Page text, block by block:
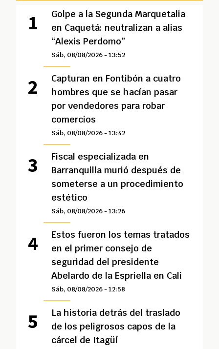
Golpe a la Segunda Marquetalia
en Caquetá: neutralizan a alias
“Alexis Perdomo”
Sáb, 08/08/2026 - 13:52
Capturan en Fontibón a cuatro
hombres que se hacían pasar
por vendedores para robar
comercios
Sáb, 08/08/2026 - 13:42
Fiscal especializada en
Barranquilla murió después de
someterse a un procedimiento
estético
Sáb, 08/08/2026 - 13:26
Estos fueron los temas tratados
en el primer consejo de
seguridad del presidente
Abelardo de la Espriella en Cali
Sáb, 08/08/2026 - 12:58
La historia detrás del traslado
de los peligrosos capos de la
cárcel de Itagüí